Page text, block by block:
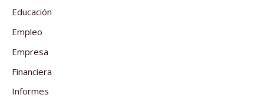
Educación
Empleo
Empresa
Financiera
Informes